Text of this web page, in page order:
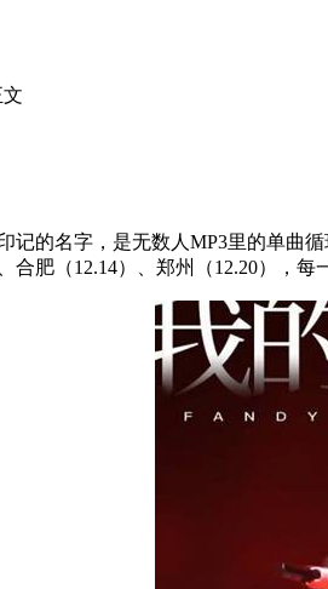
记的名字，是无数人 MP3里的单曲
合肥（12.14）、郑州（12.20），每